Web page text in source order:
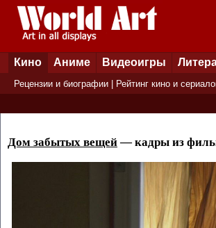
Кино Аниме Видеоигры
Рецензии и биографии Рейтинг кино и
Дом забытых вещей— кадры из